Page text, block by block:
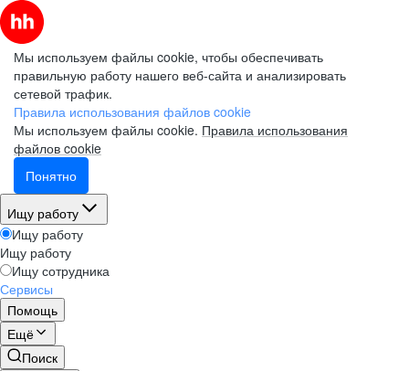
Мы используем файлы cookie, чтобы обеспечивать
правильную работу нашего веб-сайта и анализировать
сетевой трафик.
Правила использования файлов cookie
Мы используем файлы cookie. Правила использования
файлов cookie
Понятно
Ищу работу
Ищу работу
Ищу работу
Ищу сотрудника
Сервисы
Помощь
Ещё
Поиск